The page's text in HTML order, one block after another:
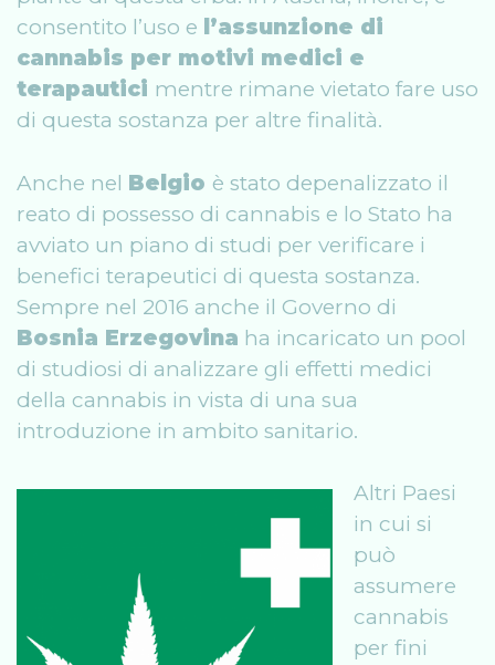
consentito l’uso e l’assunzione di
cannabis per motivi medici e
terapautici mentre rimane vietato fare uso
di questa sostanza per altre finalità.
Anche nel Belgio è stato depenalizzato il
reato di possesso di cannabis e lo Stato ha
avviato un piano di studi per verificare i
benefici terapeutici di questa sostanza.
Sempre nel 2016 anche il Governo di
Bosnia Erzegovina ha incaricato un pool
di studiosi di analizzare gli effetti medici
della cannabis in vista di una sua
introduzione in ambito sanitario.
Altri Paesi
in cui si
può
assumere
cannabis
per fini